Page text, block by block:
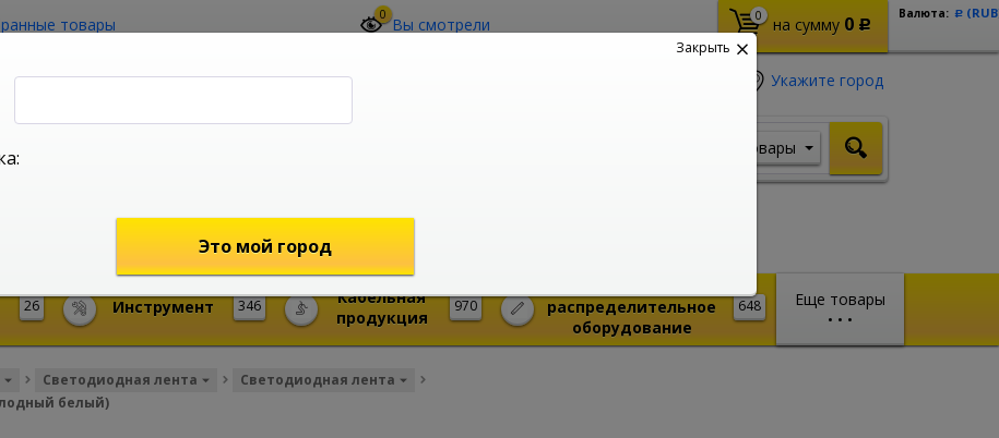
товары 0 Вы смотрели 0 на сумму 0 Р
Валюта: Р
Укажите город
shop@mireks.ru
Товары
Еще товары
• • •
26 346
Инструмент 970
Кабельная
продукция
648
распределительное
оборудование
Светодиодная лента
Светодиодная лента
белый)
Закрыть
Это мой город